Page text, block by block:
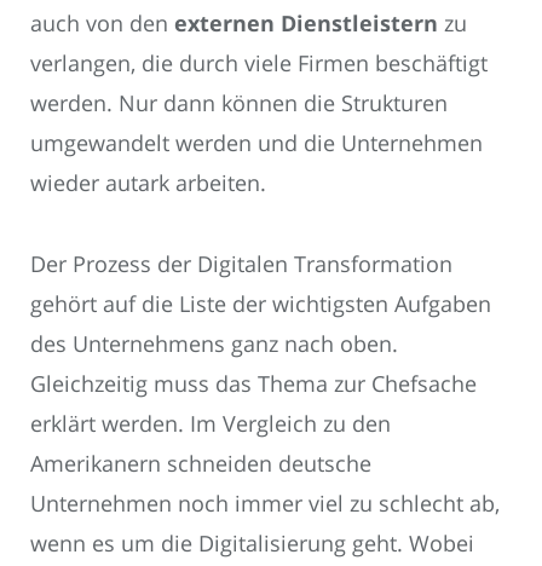
auch von den externen Dienstleistern zu
verlangen, die durch viele Firmen beschäftigt
werden. Nur dann können die Strukturen
umgewandelt werden und die Unternehmen
wieder autark arbeiten.
Der Prozess der Digitalen Transformation
gehört auf die Liste der wichtigsten Aufgaben
des Unternehmens ganz nach oben.
Gleichzeitig muss das Thema zur Chefsache
erklärt werden. Im Vergleich zu den
Amerikanern schneiden deutsche
Unternehmen noch immer viel zu schlecht ab,
wenn es um die Digitalisierung geht. Wobei